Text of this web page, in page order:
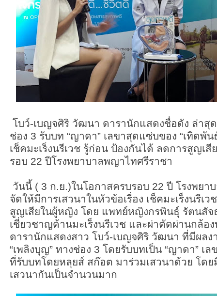
โบว์-เบญจศิริ วัฒนา ดารานักแสดงชื่อดัง ล่าสุด
ช่อง 3 รับบท “ญาดา” เลขาสุดแซ่บของ “เทิดพัน
เช็คมะเร็งนรีเวช รู้ก่อน ป้องกันได้ ลดการสูญเ
รอบ 22 ปีโรงพยาบาลพญาไทศรีราชา
วันนี้ ( 3 ก.ย.)ในโอกาสครบรอบ 22 ปี โรงพยา
จัดให้มีการเสวนาในหัวข้อเรื่อง เช็คมะเร็งนรีเ
สูญเสียในผู้หญิง โดย แพทย์หญิงกรพินธุ์ รัตนสัจ
เชี่ยวชาญด้านมะเร็งนรีเวช และผ่าตัดผ่านกล้อ
ดารานักแสดงสาว โบว์-เบญจศิริ วัฒนา ที่มีผลง
“เพลิงบุญ” ทางช่อง 3 โดยรับบทเป็น “ญาดา” เ
ที่รับบทโดยหลุยส์ สก๊อต มาร่วมเสวนาด้วย โดย
เสวนากันเป็นจำนวนมาก